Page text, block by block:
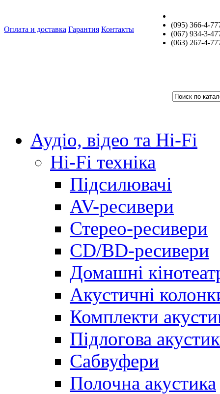
Оплата и доставка Гарантия Контакты
(095) 366-4-
(067) 934-3-
(063) 267-4-
Аудіо, відео та Hi-Fi
Hi-Fi техніка
Підсилювачі
AV-ресивери
Стерео-ресивери
CD/BD-ресивери
Домашні
Акустичні
Комплекти
Підлогова
Сабвуфери
Полочна акустика